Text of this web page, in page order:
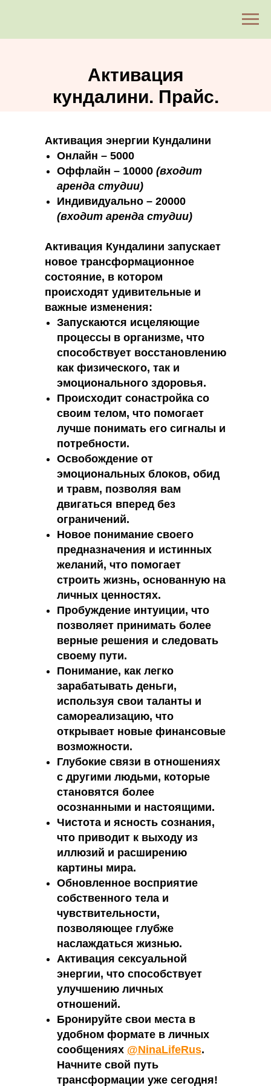
Активация
кундалини. Прайс.
Активация энергии Кундалини
Онлайн – 5000
Оффлайн – 10000 (входит
аренда студии)
Индивидуально – 20000
(входит аренда студии)
Активация Кундалини запускает
новое трансформационное
состояние, в котором
происходят удивительные и
важные изменения:
Запускаются исцеляющие
процессы в организме, что
способствует восстановлению
как физического, так и
эмоционального здоровья.
Происходит сонастройка со
своим телом, что помогает
лучше понимать его сигналы и
потребности.
Освобождение от
эмоциональных блоков, обид
и травм, позволяя вам
двигаться вперед без
ограничений.
Новое понимание своего
предназначения и истинных
желаний, что помогает
строить жизнь, основанную на
личных ценностях.
Пробуждение интуиции, что
позволяет принимать более
верные решения и следовать
своему пути.
Понимание, как легко
зарабатывать деньги,
используя свои таланты и
самореализацию, что
открывает новые финансовые
возможности.
Глубокие связи в отношениях
с другими людьми, которые
становятся более
осознанными и настоящими.
Чистота и ясность сознания,
что приводит к выходу из
иллюзий и расширению
картины мира.
Обновленное восприятие
собственного тела и
чувствительности,
позволяющее глубже
наслаждаться жизнью.
Активация сексуальной
энергии, что способствует
улучшению личных
отношений.
Бронируйте свои места в
удобном формате в личных
сообщениях @NinaLifeRus.
Начните свой путь
трансформации уже сегодня!